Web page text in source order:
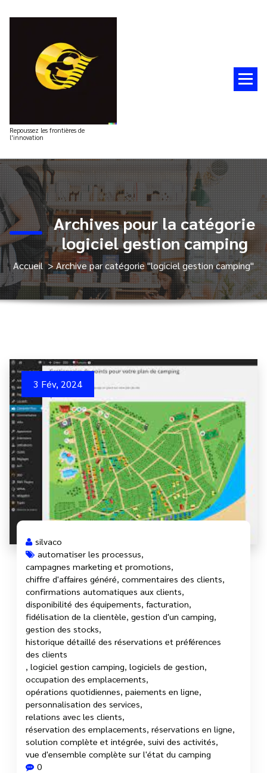
Repoussez les frontières de
l'innovation
Archives pour la catégorie
logiciel gestion camping
Accueil>Archive par catégorie "logiciel gestion camping"
3 Fév, 2024
silvaco
automatiser les processus,
campagnes marketing et promotions,
chiffre d'affaires généré, commentaires des clients,
confirmations automatiques aux clients,
disponibilité des équipements, facturation,
fidélisation de la clientèle, gestion d'un camping,
gestion des stocks,
historique détaillé des réservations et préférences
des clients
, logiciel gestion camping, logiciels de gestion,
occupation des emplacements,
opérations quotidiennes, paiements en ligne,
personnalisation des services,
relations avec les clients,
réservation des emplacements, réservations en ligne,
solution complète et intégrée, suivi des activités,
vue d'ensemble complète sur l'état du camping
0